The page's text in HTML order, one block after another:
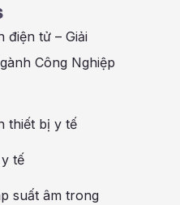
điện tử – Giải
Công Nghiệp
thiết bị y tế
tế
suất âm trong